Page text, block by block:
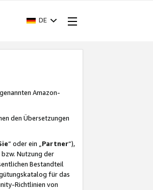
DE
genannten Amazon-
den Übersetzungen
“ oder ein „Partner“),
Nutzung der
Bestandteil
für das
Richtlinien von